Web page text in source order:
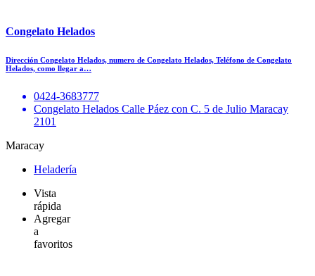
Congelato Helados
Dirección Congelato Helados, numero de Congelato Helados, Teléfono de Congelato
Helados, como llegar a…
0424-3683777
Congelato Helados Calle Páez con C. 5 de Julio Maracay
2101
Maracay
Heladería
Vista
rápida
Agregar
a
favoritos